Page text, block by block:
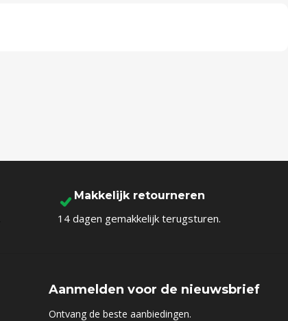
Makkelijk retourneren
14 dagen gemakkelijk terugsturen.
Aanmelden voor de nieuwsbrief
Ontvang de beste aanbiedingen.